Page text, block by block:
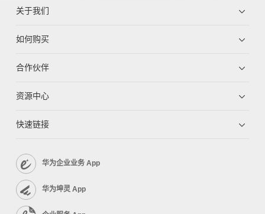
关于我们
如何购买
合作伙伴
资源中心
快速链接
华为企业业务 App
华为坤灵 App